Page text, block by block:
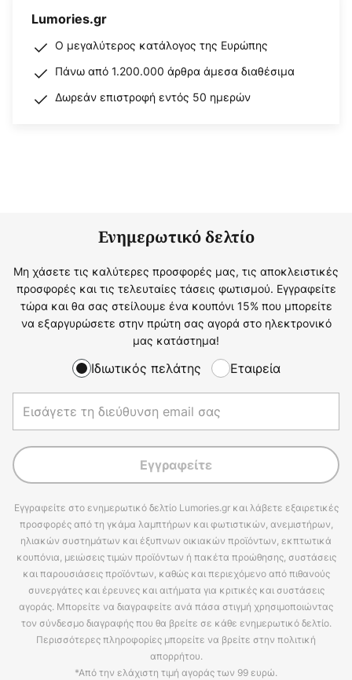
Lumories.gr
Ο μεγαλύτερος κατάλογος της Ευρώπης
Πάνω από 1.200.000 άρθρα άμεσα διαθέσιμα
Δωρεάν επιστροφή εντός 50 ημερών
Ενημερωτικό δελτίο
Μη χάσετε τις καλύτερες προσφορές μας, τις αποκλειστικές
προσφορές και τις τελευταίες τάσεις φωτισμού. Εγγραφείτε
τώρα και θα σας στείλουμε ένα κουπόνι 15% που μπορείτε
να εξαργυρώσετε στην πρώτη σας αγορά στο ηλεκτρονικό
μας κατάστημα!
Ιδιωτικός πελάτης Εταιρεία
Εγγραφείτε
Εγγραφείτε στο ενημερωτικό δελτίο Lumories.gr και λάβετε εξαιρετικές
προσφορές από τη γκάμα λαμπτήρων και φωτιστικών, ανεμιστήρων,
ηλιακών συστημάτων και έξυπνων οικιακών προϊόντων, εκπτωτικά
κουπόνια, μειώσεις τιμών προϊόντων ή πακέτα προώθησης, συστάσεις
και παρουσιάσεις προϊόντων, καθώς και περιεχόμενο από πιθανούς
συνεργάτες και έρευνες και αιτήματα για κριτικές και συστάσεις
αγοράς. Μπορείτε να διαγραφείτε ανά πάσα στιγμή χρησιμοποιώντας
τον σύνδεσμο διαγραφής που θα βρείτε σε κάθε ενημερωτικό δελτίο.
Περισσότερες πληροφορίες μπορείτε να βρείτε στην πολιτική
απορρήτου.
*Από την ελάχιστη τιμή αγοράς των 99 ευρώ.